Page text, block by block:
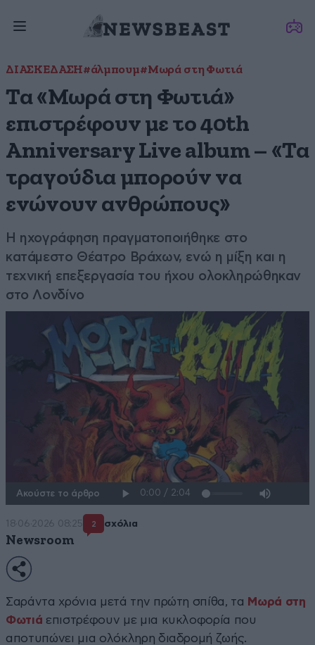
ΔΙΑΣΚΕΔΑΣΗ#άλμπουμ#Μωρά στη Φωτιά
Τα «Μωρά στη Φωτιά»
επιστρέφουν με το 40th
Anniversary Live album – «Τα
τραγούδια μπορούν να
ενώνουν ανθρώπους»
Η ηχογράφηση πραγματοποιήθηκε στο
κατάμεστο Θέατρο Βράχων, ενώ η μίξη και η
τεχνική επεξεργασία του ήχου ολοκληρώθηκαν
στο Λονδίνο
Ακούστε το άρθρο
18·06·2026 08:25 2 σχόλια
Newsroom
Σαράντα χρόνια μετά την πρώτη σπίθα, τα Μωρά στη
Φωτιά επιστρέφουν με μια κυκλοφορία που
αποτυπώνει μια ολόκληρη διαδρομή ζωής.